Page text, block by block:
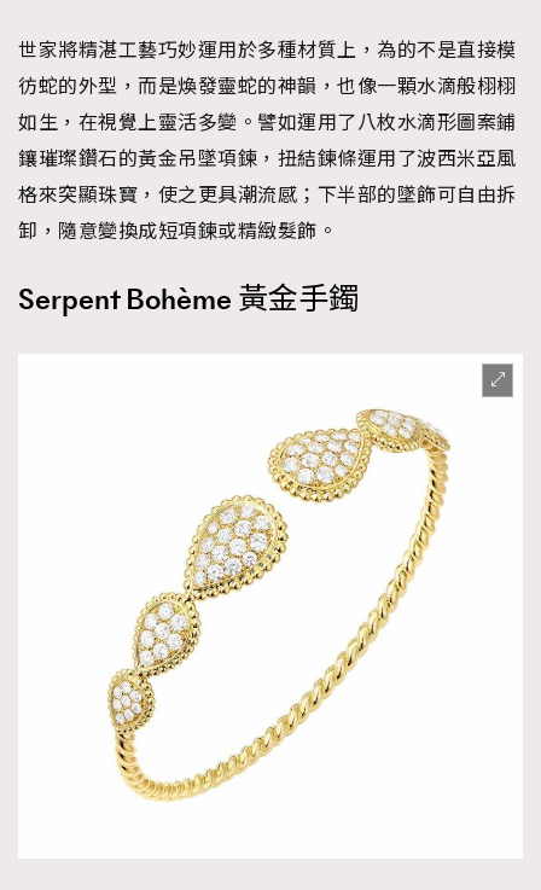
世家將精湛工藝巧妙運用於多種材質上，為的不是直接模
彷蛇的外型，而是煥發靈蛇的神韻，也像一顆水滴般栩栩
如生，在視覺上靈活多變。譬如運用了八枚水滴形圖案鋪
鑲璀璨鑽石的黃金吊墜項鍊，扭結鍊條運用了波西米亞風
格來突顯珠寶，使之更具潮流感；下半部的墜飾可自由拆
卸，隨意變換成短項鍊或精緻髮飾。
Serpent Bohème 黃金手鐲